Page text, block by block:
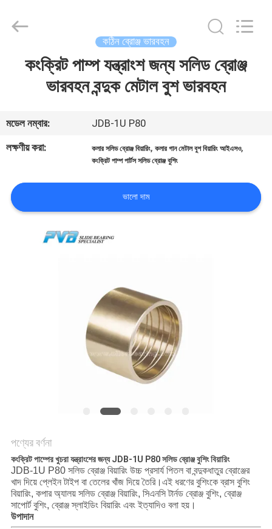
ভিডিও
ভিআর
শো
আমাদের
সাথে
যোগাযোগ
খবর
Bearing
Co.,Ltd.
কঠিন ব্রোঞ্জ ভারবহন
কংক্রিট পাম্প যন্ত্রাংশ জন্য সলিড ব্রোঞ্জ
ভারবহন বন্দুক মেটাল বুশ ভারবহন
মডেল নম্বার:
JDB-1U P80
লক্ষণীয় করা:
কলার সলিড ব্রোঞ্জ বিয়ারিং,কলার গান মেটাল বুশ বিয়ারিং আইএসও,
কংক্রিট পাম্প পার্টস সলিড ব্রোঞ্জ বুশিং
ভালো দাম
পণ্যের বর্ণনা
কংক্রিট পাম্পের খুচরা যন্ত্রাংশের জন্য JDB-1U P80 সলিড ব্রোঞ্জ বুশিং বিয়ারিং
JDB-1U P80 সলিড ব্রোঞ্জ বিয়ারিং উচ্চ প্রসার্য পিতল বা বন্দুকধাতুর ব্রোঞ্জের
খাদ দিয়ে প্লেইন টাইপ বা তেলের খাঁজ দিয়ে তৈরি।এই ধরণের বুশিংকে ব্রাস বুশিং
বিয়ারিং, কপার অ্যালয় সলিড ব্রোঞ্জ বিয়ারিং, সিএনসি টার্নড ব্রোঞ্জ বুশিং, ব্রোঞ্জ
সাপোর্ট বুশিং, ব্রোঞ্জ স্লাইডিং বিয়ারিং এবং ইত্যাদিও বলা হয়।
উপাদান